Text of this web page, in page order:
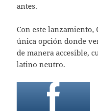
antes.
Con este lanzamiento,
única opción donde
de manera accesible,
latino neutro.